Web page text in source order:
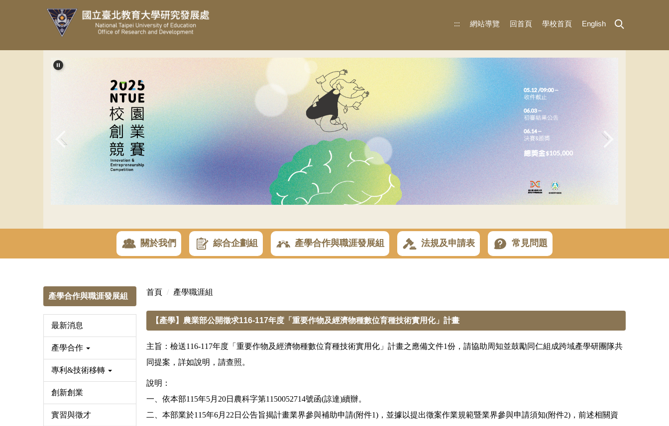
::: 網站導覽 回首頁 學校首頁 English
關於我們 綜合企劃組 產學合作與職涯發展組 法規及申請表 常見問題
產學合作與職涯發展組
最新消息
產學合作
專利&技術移轉
創新創業
實習與徵才
首頁 產學職涯組
【產學】農業部公開徵求116-117年度「重要作物及經濟物種數位育種技術實用化」計畫
主旨：檢送116-117年度「重要作物及經濟物種數位育種技術實用化」計畫之應備文件1份，請協助周知並鼓勵同仁組成跨域產學研團隊共
同提案，詳如說明，請查照。
說明：
一、依本部115年5月20日農科字第1150052714號函(諒達)續辦。
二、本部業於115年6月22日公告旨揭計畫業界參與補助申請(附件1)，並據以提出徵案作業規範暨業界參與申請須知(附件2)，前述相關資